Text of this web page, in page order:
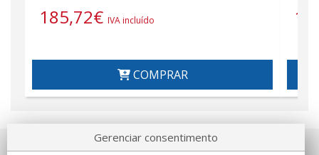
185,72€ IVA incluído
COMPRAR
Gerenciar consentimento